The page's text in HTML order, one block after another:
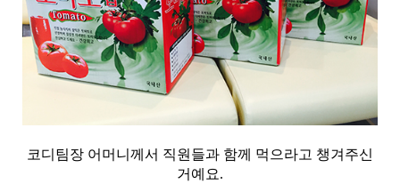
코디팀장 어머니께서 직원들과 함께 먹으라고 챙겨주신
거예요.